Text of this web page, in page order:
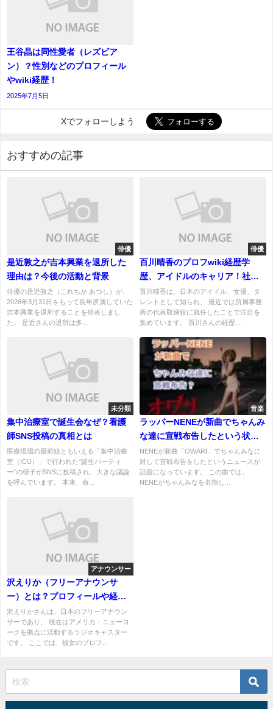
王谷晶は同性愛者（レズビア
ン）？性別などのプロフィール
やwiki経歴！
2025年7月5日
Xでフォローしよう
おすすめの記事
俳優
是近敦之が吉本興業を退所した
理由は？今後の活動と背景
俳優の是近敦之（これちか あつし）が、
2026年3月31日をもって長年所属していた
吉本興業を退所することを発表しまし
た。 是近さんの退所は多...
俳優
百川晴香のプロフwiki経歴学
歴、アイドルのキャリア！社長
就任の経緯！
百川晴香は、日本のアイドル、女優、タ
レントとして知られ、 最近では所属事務
所の代表取締役に就任したことで注目を
集めています。 百川さんの経歴...
未分類
集中治療室で誕生会なぜ？看護
師SNS投稿の真相とは
医療現場の最前線ともいえる「集中治療
室（ICU）」で行われた“誕生パーティ
ー”の様子がSNSに投稿され、大きな議論
を呼んでいます。 本来、命...
音楽
ラッパーNENEが新曲でちゃんみ
な達に宣戦布告したという状況
って何？意味を教えて！
NENEが新曲「OWARI」でちゃんみなに
対して宣戦布告をしたというニュースが
話題になっています。 この曲では、
NENEがちゃんみなを名指し...
アナウンサー
沢えりか（フリーアナウンサ
ー）とは？プロフィールや経歴
を徹底調査！現在の活動も紹介
沢えりかさんは、日本のフリーアナウン
サーであり、 現在はアメリカ・ニューヨ
ークを拠点に活動するラジオキャスター
です。 ここでは、彼女のプロフ...